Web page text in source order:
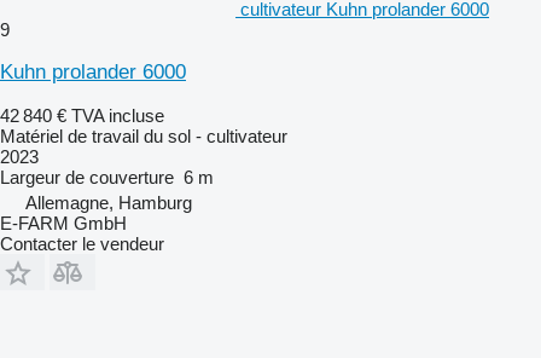
cultivateur Kuhn prolander 6000
9
Kuhn prolander 6000
42 840 € TVA incluse
Matériel de travail du sol - cultivateur
2023
Largeur de couverture 6 m
Allemagne, Hamburg
E-FARM GmbH
Contacter le vendeur